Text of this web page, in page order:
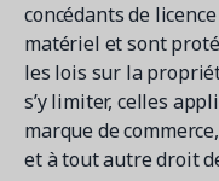
concédants de
matériel et sont
les lois sur la
s’y limiter, celles
marque de
et à tout autre droit